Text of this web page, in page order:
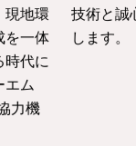
現地環
を一体
時代に
エム
力機
技術と誠
します。